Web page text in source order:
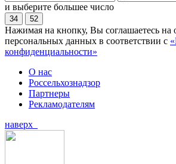
и выберите большее число
34 52
Нажимая на кнопку, Вы соглашаетесь на
персональных данных в соответствии с
конфиденциальности»
О нас
Россельхознадзор
Партнеры
Рекламодателям
наверх